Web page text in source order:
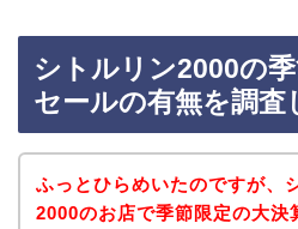
シトルリン2000の
セールの有無を調査
ふっとひらめいたのですが、
2000のお店で季節限定の大決